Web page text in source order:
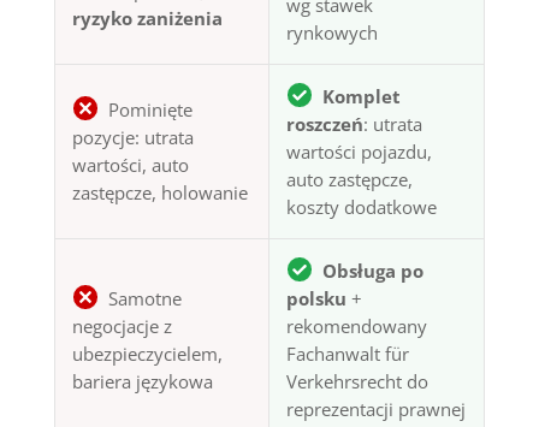
ryzyko zaniżenia
rynkowych
Pominięte
pozycje: utrata
wartości, auto
zastępcze, holowanie
Komplet
roszczeń: utrata
wartości pojazdu,
auto zastępcze,
koszty dodatkowe
Samotne
negocjacje z
ubezpieczycielem,
bariera językowa
Obsługa po
polsku +
rekomendowany
Fachanwalt für
Verkehrsrecht do
reprezentacji prawnej